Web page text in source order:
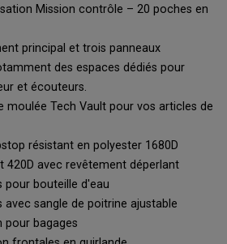
Mission contrôle – 20 poches en
principal et trois panneaux
des espaces dédiés pour
et écouteurs.
moulée Tech Vault pour vos articles de
résistant en polyester 1680D
420D avec revêtement déperlant
pour bouteille d'eau
avec sangle de poitrine ajustable
pour bagages